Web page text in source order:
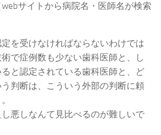
サイトから病院名・医師名が検索
を受けなければならないわけでは
で症例数も少ない歯科医師と、し
と認定されている歯科医師と、ど
判断は、こういう外部の判断に頼
悪しなんて見比べるのが難しいで